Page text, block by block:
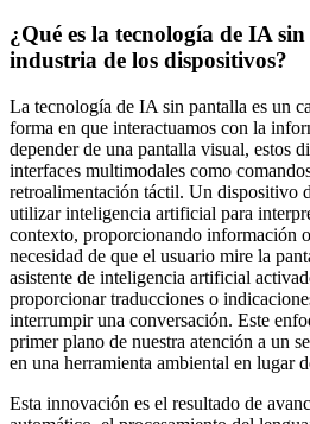
¿Qué es la tecnología de IA
industria de los dispositivos?
La tecnología de IA sin pantalla es un
forma en que interactuamos con la
depender de una pantalla visual, estos
interfaces multimodales como
retroalimentación táctil. Un dispositivo
utilizar inteligencia artificial para
contexto, proporcionando información
necesidad de que el usuario mire la
asistente de inteligencia artificial
proporcionar traducciones o
interrumpir una conversación. Este
primer plano de nuestra atención a un
en una herramienta ambiental en lugar
Esta innovación es el resultado de